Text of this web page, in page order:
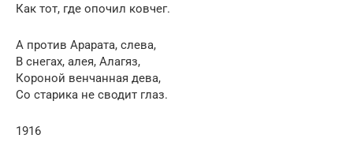
Как тот, где опочил ковчег.
А против Арарата, слева,
В снегах, алея, Алагяз,
Короной венчанная дева,
Со старика не сводит глаз.
1916